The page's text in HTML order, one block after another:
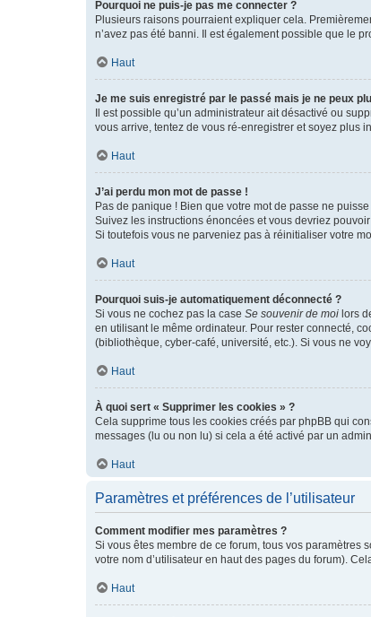
Pourquoi ne puis-je pas me connecter ?
Plusieurs raisons pourraient expliquer cela.
n’avez pas été banni. Il est également possible que le
Haut
Je me suis enregistré par le passé mais je ne peux
Il est possible qu’un administrateur ait désactivé ou
vous arrive, tentez de vous ré-enregistrer et soyez plus
Haut
J’ai perdu mon mot de passe !
Pas de panique ! Bien que votre mot de passe ne
Suivez les instructions énoncées et vous devriez
Si toutefois vous ne parveniez pas à réinitialiser votre
Haut
Pourquoi suis-je automatiquement déconnecté ?
Si vous ne cochez pas la case Se souvenir de moi lors
en utilisant le même ordinateur. Pour rester connecté,
(bibliothèque, cyber-café, université, etc.). Si vous ne
Haut
À quoi sert « Supprimer les cookies » ?
Cela supprime tous les cookies créés par phpBB qui
messages (lu ou non lu) si cela a été activé par un
Haut
Paramètres et préférences de l’utilisateur
Comment modifier mes paramètres ?
Si vous êtes membre de ce forum, tous vos paramètres
votre nom d’utilisateur en haut des pages du forum).
Haut